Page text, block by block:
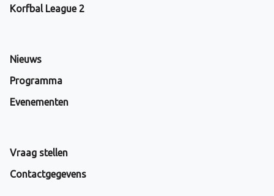
Korfbal League 2
Nieuws
Programma
Evenementen
Vraag stellen
Contactgegevens